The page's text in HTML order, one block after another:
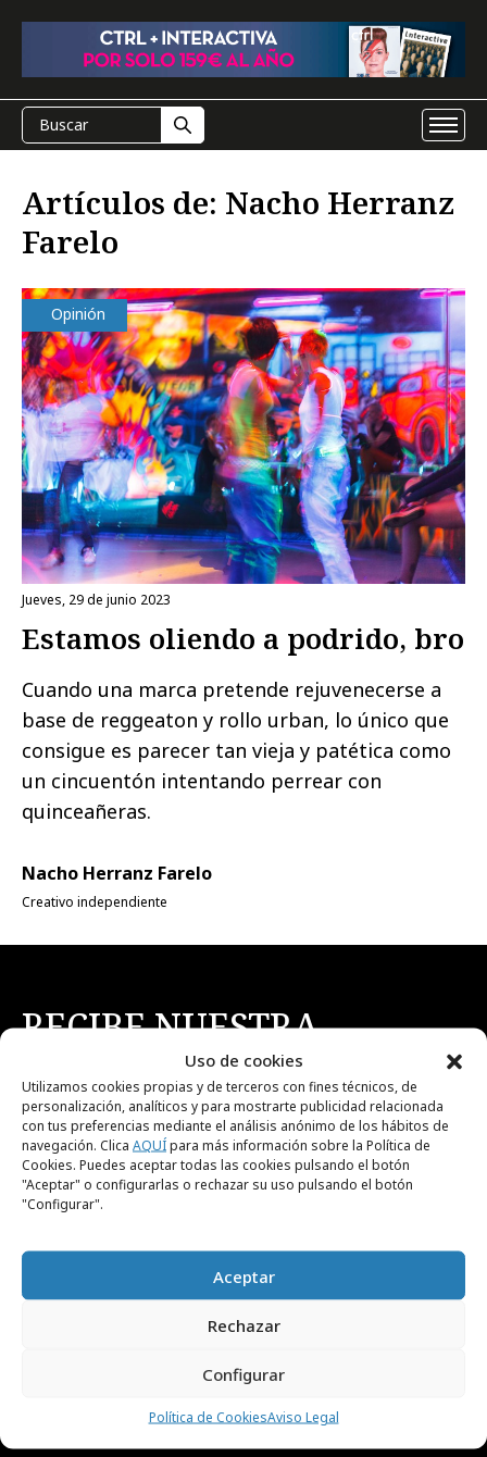
Uso de cookies
Utilizamos cookies propias y de terceros con fines técnicos, de
personalización, analíticos y para mostrarte publicidad relacionada
con tus preferencias mediante el análisis anónimo de los hábitos de
navegación. Clica AQUÍpara más información sobre la Política de
Cookies. Puedes aceptar todas las cookies pulsando el botón
"Aceptar" o configurarlas o rechazar su uso pulsando el botón
"Configurar".
Aceptar
Rechazar
Configurar
Política de CookiesAviso Legal
Artículos de: Nacho Herranz
Farelo
Opinión
jueves, 29 de junio 2023
Estamos oliendo a podrido, bro
Cuando una marca pretende rejuvenecerse a
base de reggeaton y rollo urban, lo único que
consigue es parecer tan vieja y patética como
un cincuentón intentando perrear con
quinceañeras.
Nacho Herranz Farelo
Creativo independiente
RECIBE NUESTRA
NEWSLETTER
Suscríbete gratis a nuestra newsletter para
recibir cada día el contenido más actual sobre
creatividad, publicidad, marketing, y